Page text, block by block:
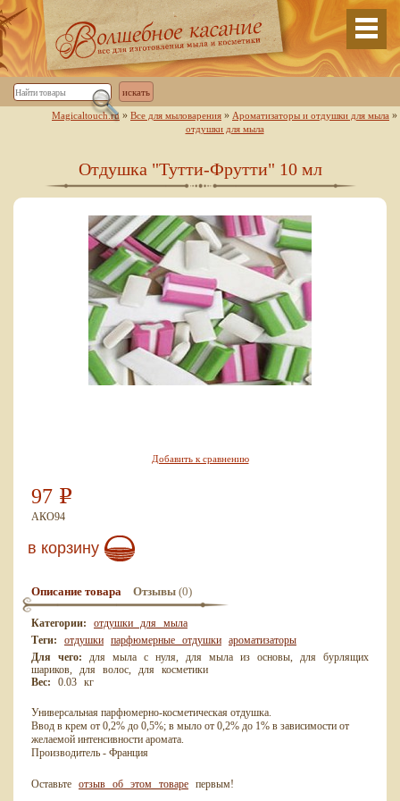
Magicaltouch.ru » Все для мыловарения » Ароматизаторы и отдушки для мыла »
отдушки для мыла
Отдушка "Тутти-Фрутти" 10 мл
Добавить к сравнению
97 Р
АКО94
в корзину
Описание товара Отзывы (0)
Категории:
отдушки для мыла
Теги:
отдушки парфюмерные отдушки ароматизаторы
Для чего:
для мыла с нуля, для мыла из основы, для бурлящих
шариков, для волос, для косметики
Вес:
0.03 кг
Универсальная парфюмерно-косметическая отдушка.
Ввод в крем от 0,2% до 0,5%; в мыло от 0,2% до 1% в зависимости от
желаемой интенсивности аромата.
Производитель - Франция
Оставьте отзыв об этом товаре первым!